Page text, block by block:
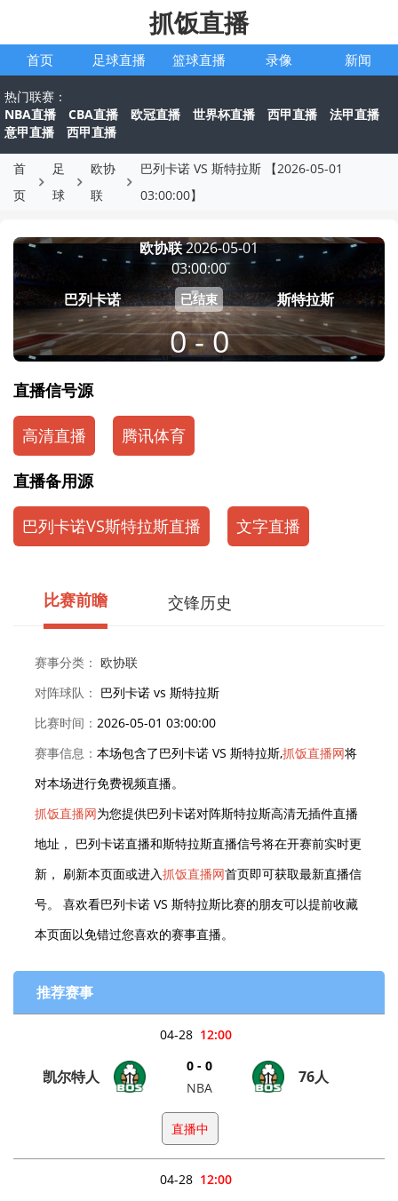
抓饭直播
首页 足球直播 篮球直播 录像 新闻
热门联赛：
NBA直播
CBA直播 欧冠直播 世界杯直播 西甲直播
法甲直播
意甲直播
西甲直播
首
页
足
球
欧协
联
巴列卡诺 VS 斯特拉斯 【2026-05-01
03:00:00】
巴列卡诺
欧协联2026-05-01
03:00:00
已结束
0 - 0
斯特拉斯
直播信号源
高清直播 腾讯体育
直播备用源
巴列卡诺VS斯特拉斯直播 文字直播
比赛前瞻 交锋历史
赛事分类： 欧协联
对阵球队： 巴列卡诺 vs 斯特拉斯
比赛时间： 2026-05-01 03:00:00
赛事信息： 本场包含了巴列卡诺 VS 斯特拉斯,抓饭直播网将
对本场进行免费视频直播。
抓饭直播网为您提供巴列卡诺对阵斯特拉斯高清无插件直播
地址， 巴列卡诺直播和斯特拉斯直播信号将在开赛前实时更
新， 刷新本页面或进入抓饭直播网首页即可获取最新直播信
号。 喜欢看巴列卡诺 VS 斯特拉斯比赛的朋友可以提前收藏
本页面以免错过您喜欢的赛事直播。
推荐赛事
12:00
04-28
凯尔特人
0 - 0
NBA
76人
直播中
12:00
04-28